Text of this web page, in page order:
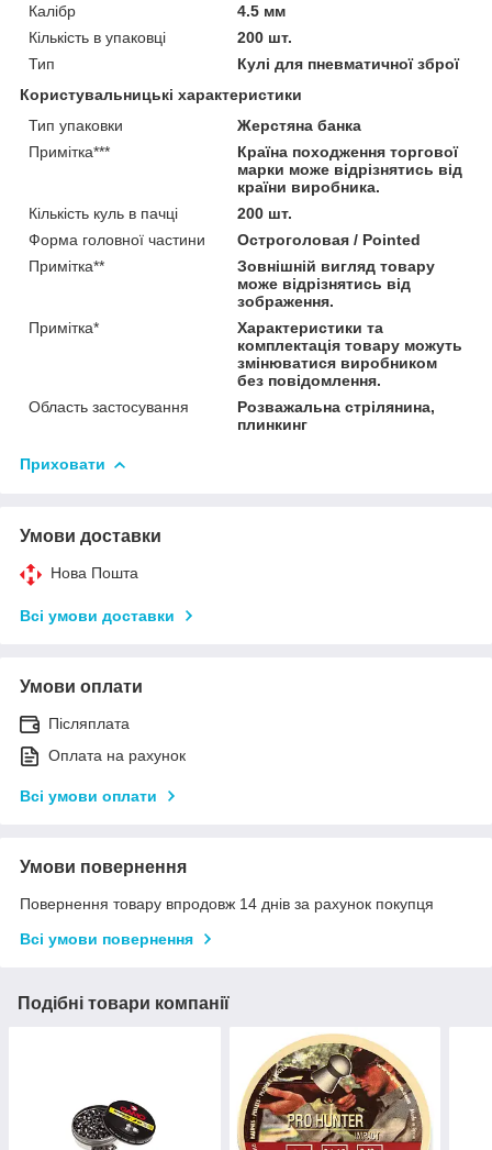
Калібр
4.5 мм
Кількість в упаковці
200 шт.
Тип
Кулі для пневматичної зброї
Користувальницькі характеристики
Тип упаковки
Жерстяна банка
Примітка***
Країна походження торгової
марки може відрізнятись від
країни виробника.
Кількість куль в пачці
200 шт.
Форма головної частини
Остроголовая / Pointed
Примітка**
Зовнішній вигляд товару
може відрізнятись від
зображення.
Примітка*
Характеристики та
комплектація товару можуть
змінюватися виробником
без повідомлення.
Область застосування
Розважальна стрілянина,
плинкинг
Приховати
Умови доставки
Нова Пошта
Всі умови доставки
Умови оплати
Післяплата
Оплата на рахунок
Всі умови оплати
Умови повернення
Повернення товару впродовж 14 днів за рахунок покупця
Всі умови повернення
Подібні товари компанії